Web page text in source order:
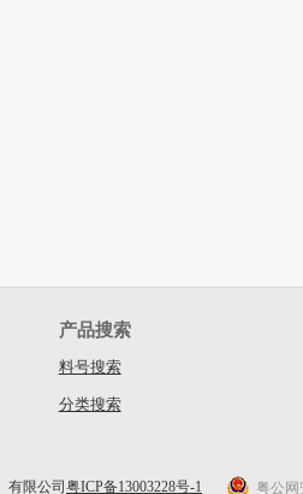
产品搜索
料号搜索
分类搜索
有限公司 粤ICP备13003228号-1 粤公网